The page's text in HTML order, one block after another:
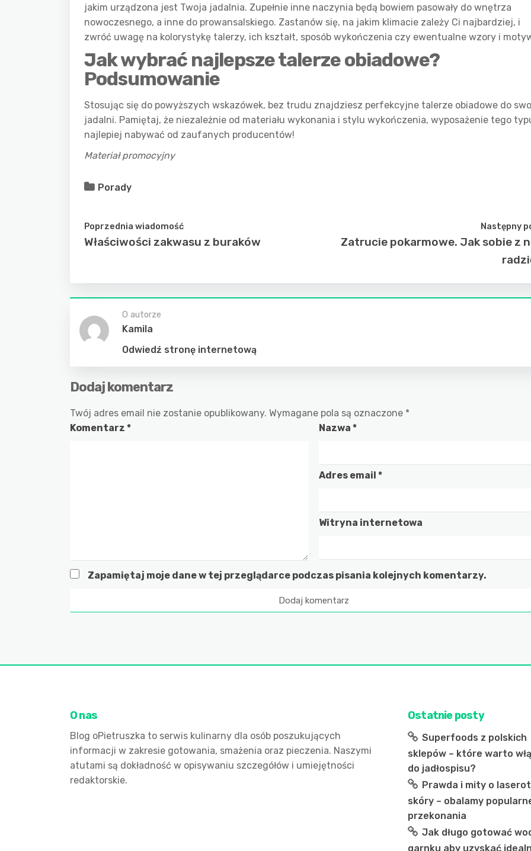
jakim urządzona jest Twoja jadalnia. Zupełnie inne naczynia będą bowiem pasowały do wnętrza
nowoczesnego, a inne do prowansalskiego. Zastanów się, na jakim klimacie zależy Ci najbardziej, i
zwróć uwagę na kolorystykę talerzy, ich kształt, sposób wykończenia czy ewentualne wzory i
Jak wybrać najlepsze talerze obiadowe?
Podsumowanie
Stosując się do powyższych wskazówek, bez trudu znajdziesz perfekcyjne talerze obiadowe do
jadalni. Pamiętaj, że niezależnie od materiału wykonania i stylu wykończenia, wyposażenie tego
najlepiej nabywać od zaufanych producentów!
Materiał promocyjny
Porady
Poprzednia wiadomość
Właściwości zakwasu z buraków
Następny
Zatrucie pokarmowe. Jak sobie z
O autorze
Kamila
Odwiedź stronę internetową
Dodaj komentarz
Twój adres email nie zostanie opublikowany. Wymagane pola są oznaczone *
Komentarz * Nazwa *
Adres email *
Witryna internetowa
Zapamiętaj moje dane w tej przeglądarce podczas pisania kolejnych komentarzy.
O nas
Blog oPietruszka to serwis kulinarny dla osób poszukujących
informacji w zakresie gotowania, smażenia oraz pieczenia. Naszymi
atutami są dokładność w opisywaniu szczegółów i umiejętności
redaktorskie.
Ostatnie posty
Superfoods z polskich
sklepów – które warto
do jadłospisu?
Prawda i mity o
skóry – obalamy
przekonania
Jak długo gotować
garnku aby uzyskać